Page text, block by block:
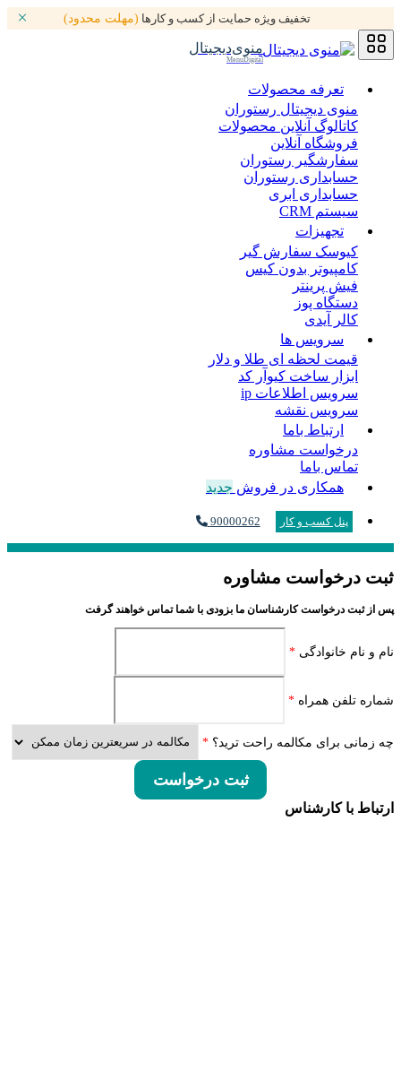
تخفیف ویژه حمایت از کسب و کارها (مهلت محدود)
منوی‌دیجیتال
MenuDigital
تعرفه محصولات
منوی دیجیتال رستوران
کاتالوگ آنلاین محصولات
فروشگاه آنلاین
سفارشگیر رستوران
حسابداری رستوران
حسابداری ابری
سیستم CRM
تجهیزات
کیوسک سفارش گیر
کامپیوتر بدون کیس
فیش پرینتر
دستگاه پوز
کالر آیدی
سرویس ها
قیمت لحظه ای طلا و دلار
ابزار ساخت کیوآر کد
سرویس اطلاعات ip
سرویس نقشه
ارتباط باما
درخواست مشاوره
تماس باما
همکاری در فروش جدید
پنل کسب و کار 90000262
ثبت درخواست مشاوره
پس از ثبت درخواست کارشناسان ما بزودی با شما تماس خواهند گرفت
نام و نام خانوادگی *
شماره تلفن همراه *
چه زمانی برای مکالمه راحت ترید؟ *
ثبت درخواست
ارتباط با کارشناس